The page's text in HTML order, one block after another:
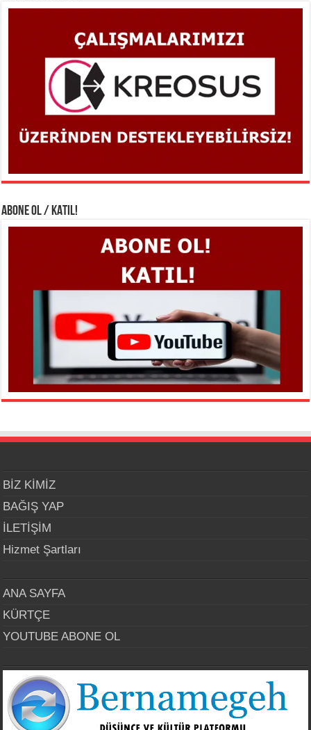
ABONE OL / KATIL!
BİZ KİMİZ
BAĞIŞ YAP
İLETİŞİM
Hizmet Şartları
ANA SAYFA
KÜRTÇE
YOUTUBE ABONE OL